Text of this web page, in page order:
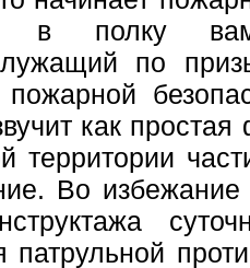
в полку
по
пожарной
как
территории
Во
патрульной